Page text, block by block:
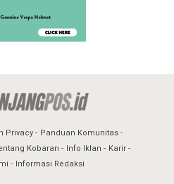
Privacy
Panduan Komunitas
Kobaran Info Iklan
Karir
Informasi Redaksi